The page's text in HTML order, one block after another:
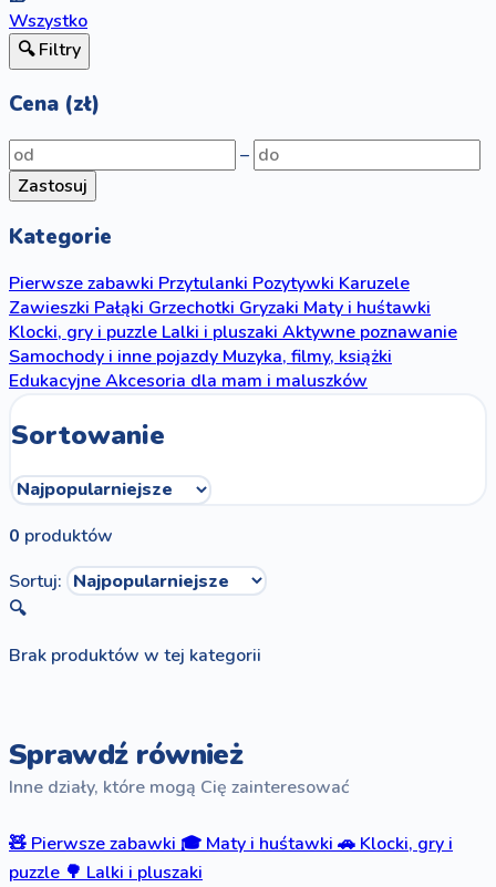
Wszystko
🔍 Filtry
Cena (zł)
–
Zastosuj
Kategorie
Pierwsze zabawkiPrzytulankiPozytywkiKaruzele
ZawieszkiPałąkiGrzechotkiGryzakiMaty i huśtawki
Klocki, gry i puzzleLalki i pluszakiAktywne poznawanie
Samochody i inne pojazdyMuzyka, filmy, książki
EdukacyjneAkcesoria dla mam i maluszków
Sortowanie
0 produktów
Sortuj:
🔍
Brak produktów w tej kategorii
Sprawdź również
Inne działy, które mogą Cię zainteresować
🧸 Pierwsze zabawki 🎓 Maty i huśtawki 🚗 Klocki, gry i
puzzle 🌳 Lalki i pluszaki